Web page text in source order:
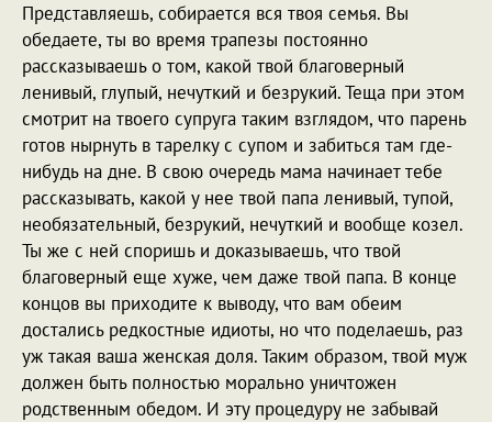
Представляешь, собирается вся твоя семья. Вы
обедаете, ты во время трапезы постоянно
рассказываешь о том, какой твой благоверный
ленивый, глупый, нечуткий и безрукий. Теща при этом
смотрит на твоего супруга таким взглядом, что парень
готов нырнуть в тарелку с супом и забиться там где-
нибудь на дне. В свою очередь мама начинает тебе
рассказывать, какой у нее твой папа ленивый, тупой,
необязательный, безрукий, нечуткий и вообще козел.
Ты же с ней споришь и доказываешь, что твой
благоверный еще хуже, чем даже твой папа. В конце
концов вы приходите к выводу, что вам обеим
достались редкостные идиоты, но что поделаешь, раз
уж такая ваша женская доля. Таким образом, твой муж
должен быть полностью морально уничтожен
родственным обедом. И эту процедуру не забывай